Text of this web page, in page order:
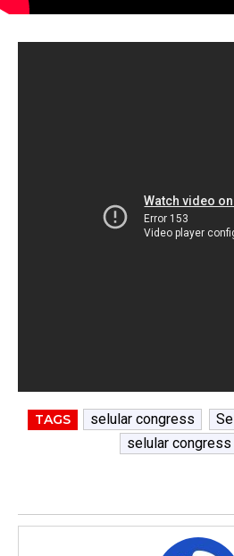
TAGS selular congress
selular